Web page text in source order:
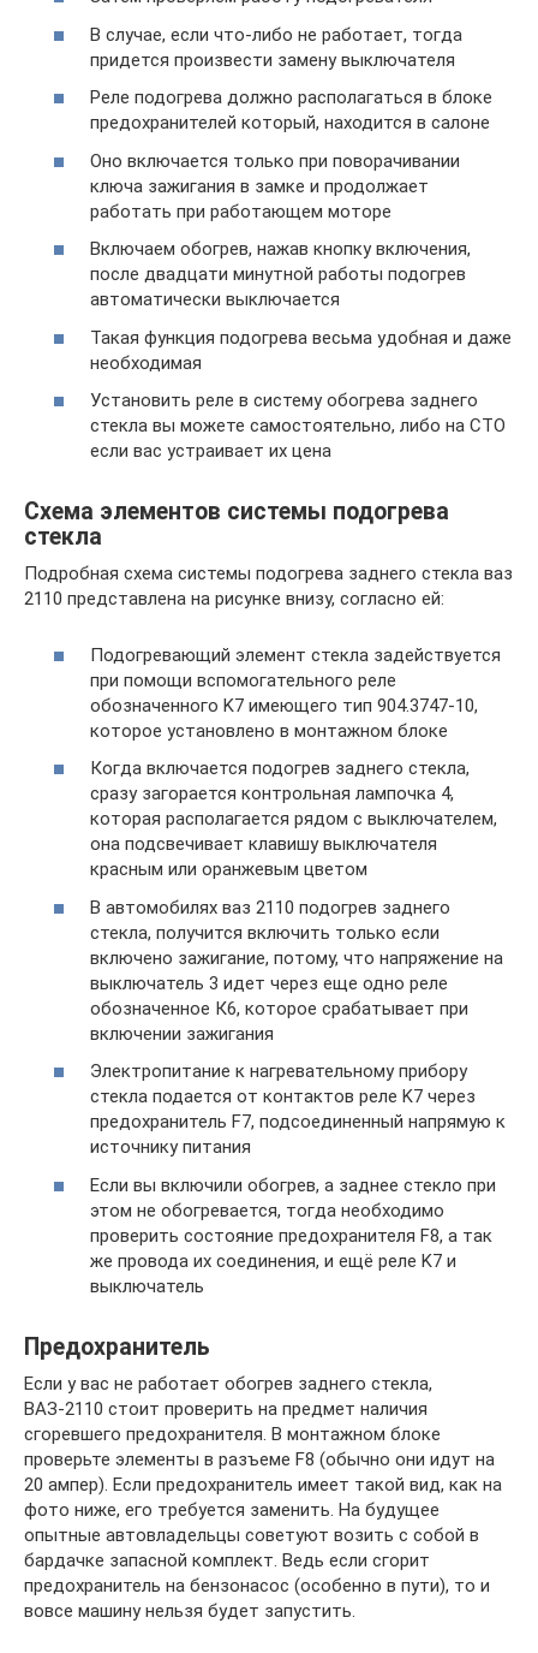
В случае, если что-либо не работает, тогда
придется произвести замену выключателя
Реле подогрева должно располагаться в блоке
предохранителей который, находится в салоне
Оно включается только при поворачивании
ключа зажигания в замке и продолжает
работать при работающем моторе
Включаем обогрев, нажав кнопку включения,
после двадцати минутной работы подогрев
автоматически выключается
Такая функция подогрева весьма удобная и даже
необходимая
Установить реле в систему обогрева заднего
стекла вы можете самостоятельно, либо на СТО
если вас устраивает их цена
Схема элементов системы подогрева
стекла
Подробная схема системы подогрева заднего стекла ваз
2110 представлена на рисунке внизу, согласно ей:
Подогревающий элемент стекла задействуется
при помощи вспомогательного реле
обозначенного K7 имеющего тип 904.3747-10,
которое установлено в монтажном блоке
Когда включается подогрев заднего стекла,
сразу загорается контрольная лампочка 4,
которая располагается рядом с выключателем,
она подсвечивает клавишу выключателя
красным или оранжевым цветом
В автомобилях ваз 2110 подогрев заднего
стекла, получится включить только если
включено зажигание, потому, что напряжение на
выключатель 3 идет через еще одно реле
обозначенное К6, которое срабатывает при
включении зажигания
Электропитание к нагревательному прибору
стекла подается от контактов реле K7 через
предохранитель F7, подсоединенный напрямую к
источнику питания
Если вы включили обогрев, а заднее стекло при
этом не обогревается, тогда необходимо
проверить состояние предохранителя F8, а так
же провода их соединения, и ещё реле K7 и
выключатель
Предохранитель
Если у вас не работает обогрев заднего стекла,
ВАЗ-2110 стоит проверить на предмет наличия
сгоревшего предохранителя. В монтажном блоке
проверьте элементы в разъеме F8 (обычно они идут на
20 ампер). Если предохранитель имеет такой вид, как на
фото ниже, его требуется заменить. На будущее
опытные автовладельцы советуют возить с собой в
бардачке запасной комплект. Ведь если сгорит
предохранитель на бензонасос (особенно в пути), то и
вовсе машину нельзя будет запустить.